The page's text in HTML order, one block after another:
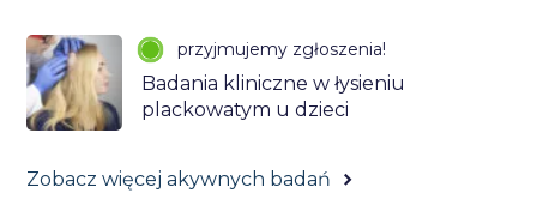
przyjmujemy zgłoszenia!
Badania kliniczne w łysieniu
plackowatym u dzieci
Zobacz więcej akywnych badań